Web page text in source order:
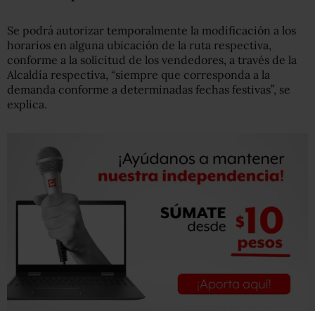
Se podrá autorizar temporalmente la modificación a los
horarios en alguna ubicación de la ruta respectiva,
conforme a la solicitud de los vendedores, a través de la
Alcaldía respectiva, “siempre que corresponda a la
demanda conforme a determinadas fechas festivas”, se
explica.